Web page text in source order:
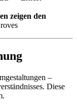
zeigen den
–
Diese